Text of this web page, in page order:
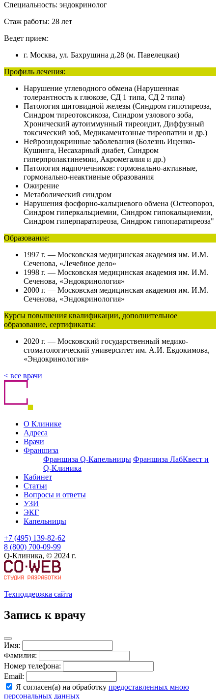
Специальность: эндокринолог
Стаж работы: 28 лет
Ведет прием:
г. Москва, ул. Бахрушина д.28 (м. Павелецкая)
Профиль лечения:
Нарушение углеводного обмена (Нарушенная
толерантность к глюкозе, СД 1 типа, СД 2 типа)
Патология щитовидной железы (Синдром гипотиреоза,
Синдром тиреотоксикоза, Синдром узлового зоба,
Хронический аутоиммунный тиреоидит, Диффузный
токсический зоб, Медикаментозные тиреопатии и др.)
Нейроэндокринные заболевания (Болезнь Иценко-
Кушинга, Несахарный диабет, Синдром
гиперпролактинемии, Акромегалия и др.)
Патология надпочечников: гормонально-активные,
гормонально-неактивные образования
Ожирение
Метаболический синдром
Нарушения фосфорно-кальциевого обмена (Остеопороз,
Синдром гиперкальциемии, Синдром гипокальциемии,
Синдром гиперпаратиреоза, Синдром гипопаратиреоза"
Образование:
1997 г. — Московская медицинская академия им. И.М.
Сеченова, «Лечебное дело»
1998 г. — Московская медицинская академия им. И.М.
Сеченова, «Эндокринология»
2000 г. — Московская медицинская академия им. И.М.
Сеченова, «Эндокринология»
Курсы повышения квалификации, дополнительное
образование, сертификаты:
2020 г. — Московский государственный медико-
стоматологический университет им. А.И. Евдокимова,
«Эндокринология»
< все врачи
О Клинике
Адреса
Врачи
Франшиза
Франшиза Q-Капельницы Франшиза ЛабКвест и
Q-Клиника
Кабинет
Статьи
Вопросы и ответы
УЗИ
ЭКГ
Капельницы
+7 (495) 139-82-62
8 (800) 700-09-99
Q-Клиника, © 2024 г.
Техподдержка сайта
Запись к врачу
Имя:
Фамилия:
Номер телефона:
Email:
Я согласен(а) на обработку предоставленных мною
персональных данных